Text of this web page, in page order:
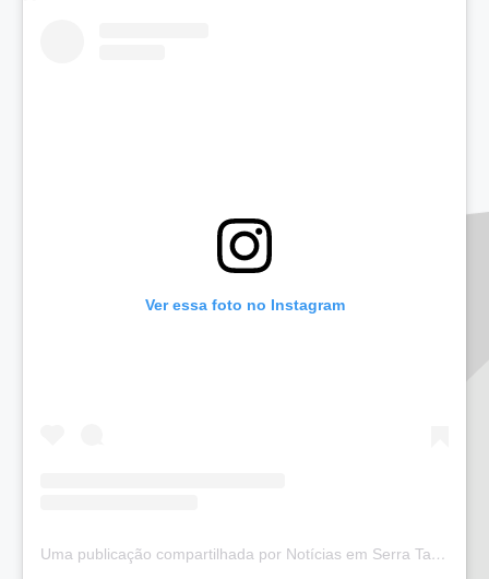
Ver essa foto no Instagram
Uma publicação compartilhada por Notícias em Serra Talhada (@bloglucianarego)